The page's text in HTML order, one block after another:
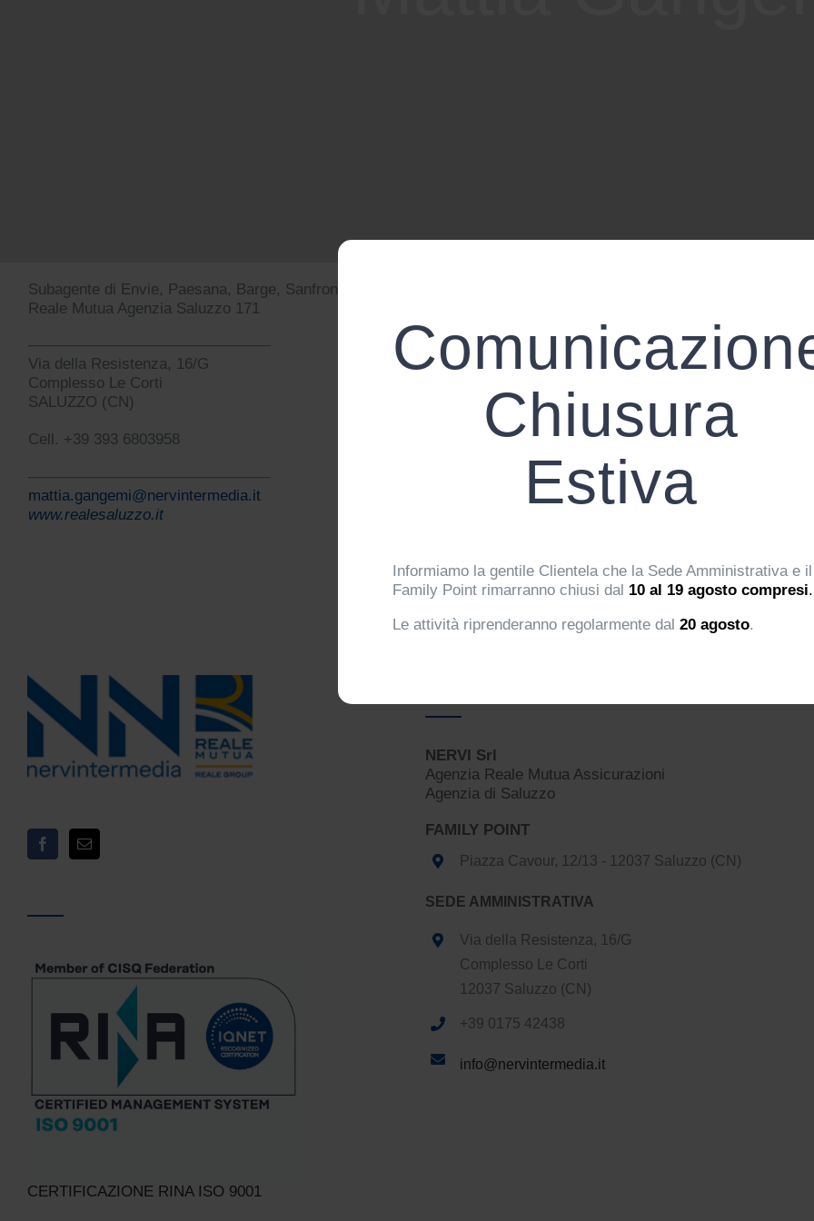
Subagente di Envie, Paesana, Barge, Sanfront
Reale Mutua Agenzia Saluzzo 171
Via della Resistenza, 16/G
Complesso Le Corti
SALUZZO (CN)
Cell. +39 393 6803958
mattia.gangemi@nervintermedia.it
www.realesaluzzo.it
CERTIFICAZIONE RINA ISO 9001
NERVI Srl
Agenzia Reale Mutua Assicurazioni
Agenzia di Saluzzo
FAMILY POINT
Piazza Cavour, 12/13 - 12037 Saluzzo (CN)
SEDE AMMINISTRATIVA
Via della Resistenza, 16/G
Complesso Le Corti
12037 Saluzzo (CN)
+39 0175 42438
info@nervintermedia.it
Chiusura
Estiva
Informiamo la gentile Clientela che la Sede Amministrativa e il
Family Point rimarranno chiusi dal 10 al 19 agosto compresi.
Le attività riprenderanno regolarmente dal 20 agosto.